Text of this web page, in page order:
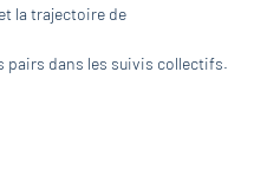
la trajectoire de
pairs dans les suivis collectifs.